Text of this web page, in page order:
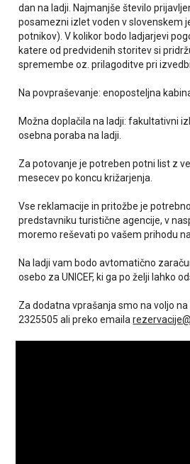
dan na ladji. Najmanjše število
posamezni izlet voden v slovenskem
potnikov). V kolikor bodo ladjarjevi
katere od predvidenih storitev si
spremembe oz. prilagoditve pri
Na povpraševanje: enoposteljna
Možna doplačila na ladji: fakultativni
osebna poraba na ladji.
Za potovanje je potreben potni list z
mesecev po koncu križarjenja.
Vse reklamacije in pritožbe je
predstavniku turistične agencije, v
moremo reševati po vašem prihodu
Na ladji vam bodo avtomatično
osebo za UNICEF, ki ga po želji lahko
Za dodatna vprašanja smo na voljo
2325505 ali preko emaila